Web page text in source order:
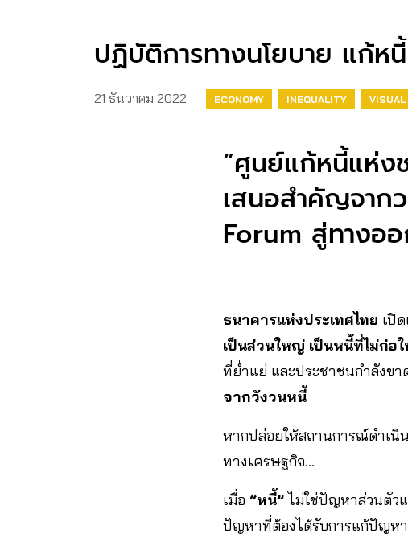
ปฏิบัติการทางนโยบาย แก้ห
21 ธันวาคม 2022 ECONOMY INEQUALITY
VISUAL
“ศูนย์แก้หนี้แห่ง
เสนอสำคัญจาก
Forum สู่ทางอ
ธนาคารแห่งประเทศไทย เปิ
เป็นส่วนใหญ่ เป็นหนี้ที่ไม่ก่อใ
ที่ย่ำแย่ และประชาชนกำลังขา
จากวังวนหนี้
หากปล่อยให้สถานการณ์ดำเนิ
ทางเศรษฐกิจ…
เมื่อ “หนี้” ไม่ใช่ปัญหาส่วนตัว
ปัญหาที่ต้องได้รับการแก้ปัญห